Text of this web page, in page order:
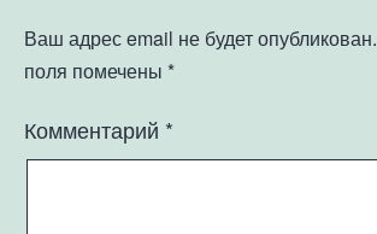
Ваш адрес email не будет опубликован.
поля помечены *
Комментарий *